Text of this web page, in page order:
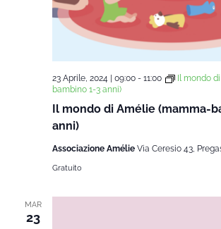
Il mondo di Amélie (mamma-
anni)
23 Aprile, 2024 | 09:00- 11:00
Il mondo
bambino 1-3 anni)
Associazione Amélie Via Ceresio 43,
Gratuito
MAR
23